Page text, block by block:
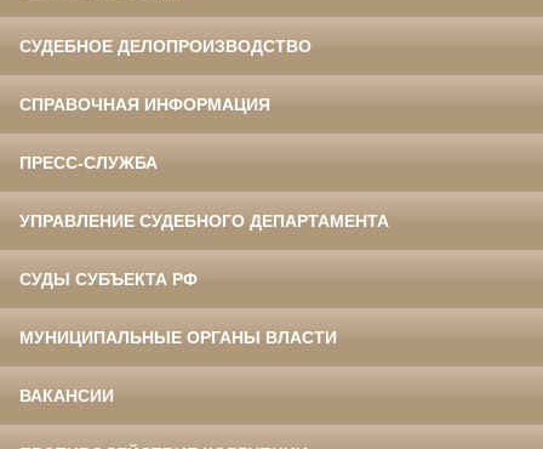
СУДЕБНОЕ ДЕЛОПРОИЗВОДСТВО
СПРАВОЧНАЯ ИНФОРМАЦИЯ
ПРЕСС-СЛУЖБА
УПРАВЛЕНИЕ СУДЕБНОГО ДЕПАРТАМЕНТА
СУДЫ СУБЪЕКТА РФ
МУНИЦИПАЛЬНЫЕ ОРГАНЫ ВЛАСТИ
ВАКАНСИИ